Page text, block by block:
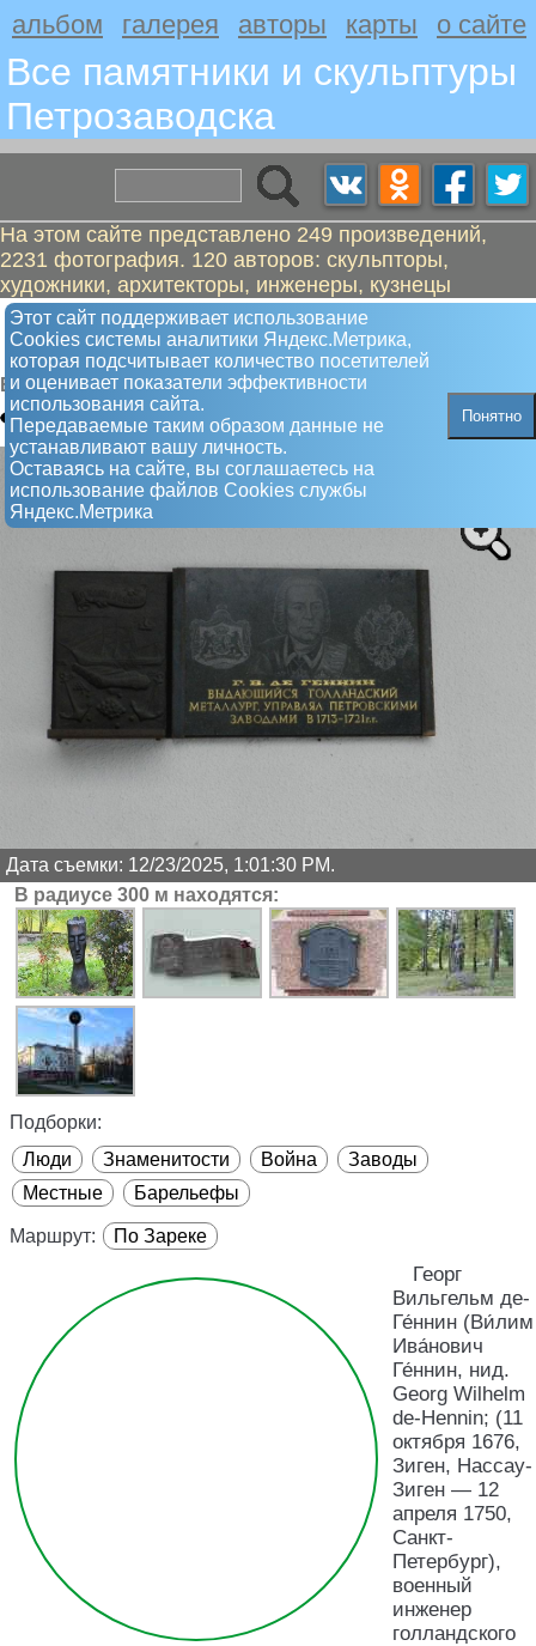
альбом галерея авторы карты о сайте
Все памятники и скульптуры
Петрозаводскa
На этом сайте представлено 249 произведений,
2231 фотография. 120 авторов: скульпторы,
художники, архитекторы, инженеры, кузнецы
Этот сайт поддерживает использование
Сookies системы аналитики Яндекс.Метрика,
которая подсчитывает количество посетителей
и оценивает показатели эффективности
использования сайта.
Передаваемые таким образом данные не
устанавливают вашу личность.
Оставаясь на сайте, вы соглашаетесь на
использование файлов Сookies службы
Яндекс.Метрика
Понятно
Геннин, Вилим Иванович - Во благо
России
Барельеф
Дата съемки: 12/23/2025, 1:01:30 PM.
В радиусе 300 м находятся:
Подборки:
Люди
Знаменитости Война
Заводы
Местные
Барельефы
Маршрут: По Зареке
Георг
Вильгельм де-
Ге́ннин (Ви́лим
Ива́нович
Ге́ннин, нид.
Georg Wilhelm
de-Hennin; (11
октября 1676,
Зиген, Нассау-
Зиген — 12
апреля 1750,
Санкт-
Петербург),
военный
инженер
голландского